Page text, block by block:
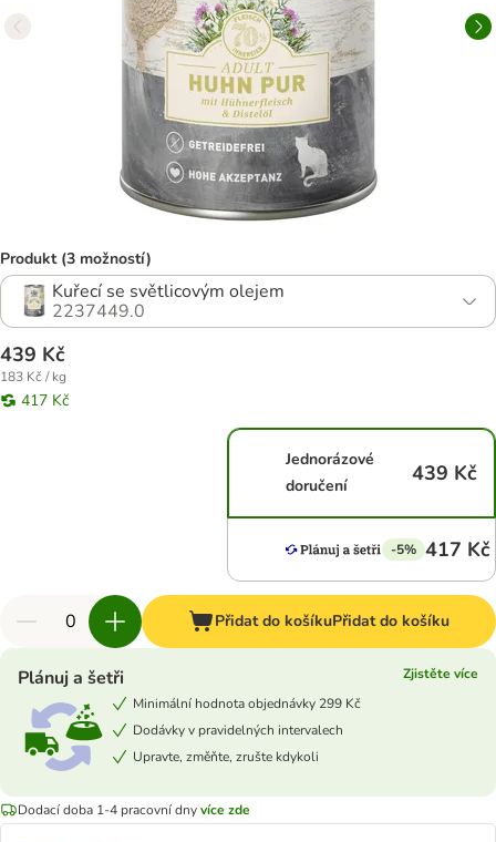
Produkt (3 možností)
Kuřecí se světlicovým olejem
2237449.0
439 Kč
183 Kč / kg
417 Kč
Jednorázové
doručení
439 Kč
-5% 417 Kč
Přidat do košíkuPřidat do košíku
Plánuj a šetři
Zjistěte více
Minimální hodnota objednávky 299 Kč
Dodávky v pravidelných intervalech
Upravte, změňte, zrušte kdykoli
Dodací doba 1-4 pracovní dnyvíce zde